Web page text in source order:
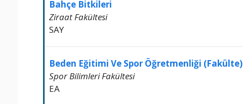
Bahçe Bitkileri
Ziraat Fakültesi
SAY
Beden Eğitimi Ve Spor Öğretmenliği (Fakülte)
Spor Bilimleri Fakültesi
EA